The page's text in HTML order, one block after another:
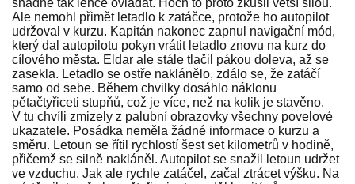
snadné tak lehce ovládat. Hoch to proto zkusil větší silou.
Ale nemohl přimět letadlo k zatáčce, protože ho autopilot
udržoval v kurzu. Kapitán nakonec zapnul navigační mód,
který dal autopilotu pokyn vrátit letadlo znovu na kurz do
cílového města. Eldar ale stále tlačil pákou doleva, až se
zasekla. Letadlo se ostře naklánělo, zdálo se, že zatáčí
samo od sebe. Během chvilky dosáhlo náklonu
pětačtyřiceti stupňů, což je více, než na kolik je stavěno.
V tu chvíli zmizely z palubní obrazovky všechny povelové
ukazatele. Posádka neměla žádné informace o kurzu a
směru. Letoun se řítil rychlostí šest set kilometrů v hodině,
přičemž se silně nakláněl. Autopilot se snažil letoun udržet
ve vzduchu. Jak ale rychle zatáčel, začal ztrácet výšku. Na